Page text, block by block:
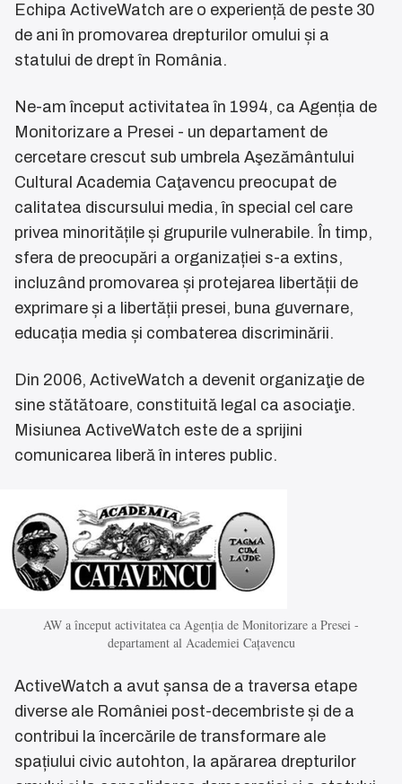
Echipa ActiveWatch are o experiență de peste 30
de ani în promovarea drepturilor omului și a
statului de drept în România.
Ne-am început activitatea în 1994, ca Agenția de
Monitorizare a Presei - un departament de
cercetare crescut sub umbrela Aşezământului
Cultural Academia Caţavencu preocupat de
calitatea discursului media, în special cel care
privea minoritățile și grupurile vulnerabile. În timp,
sfera de preocupări a organizației s-a extins,
incluzând promovarea și protejarea libertății de
exprimare și a libertății presei, buna guvernare,
educația media și combaterea discriminării.
Din 2006, ActiveWatch a devenit organizaţie de
sine stătătoare, constituită legal ca asociaţie.
Misiunea ActiveWatch este de a sprijini
comunicarea liberă în interes public.
AW a început activitatea ca Agenția de Monitorizare a Presei -
departament al Academiei Cațavencu
ActiveWatch a avut șansa de a traversa etape
diverse ale României post-decembriste și de a
contribui la încercările de transformare ale
spațiului civic autohton, la apărarea drepturilor